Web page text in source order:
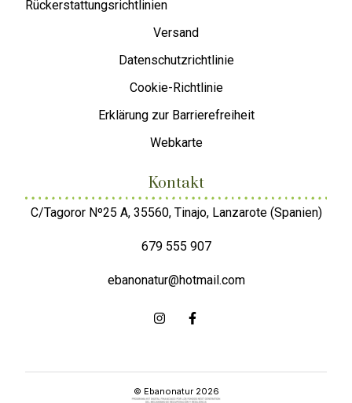
Rückerstattungsrichtlinien
Versand
Datenschutzrichtlinie
Cookie-Richtlinie
Erklärung zur Barrierefreiheit
Webkarte
Kontakt
C/Tagoror Nº25 A, 35560, Tinajo, Lanzarote (Spanien)
679 555 907
ebanonatur@hotmail.com
© Ebanonatur 2026